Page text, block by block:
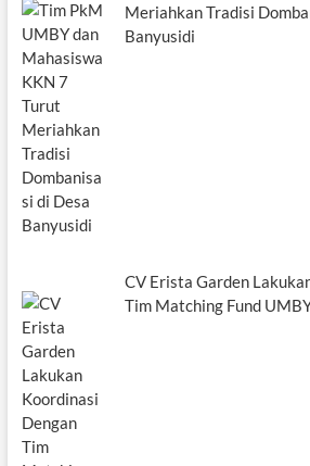
Meriahkan Tradisi
Banyusidi
CV Erista Garden
Tim Matching Fund